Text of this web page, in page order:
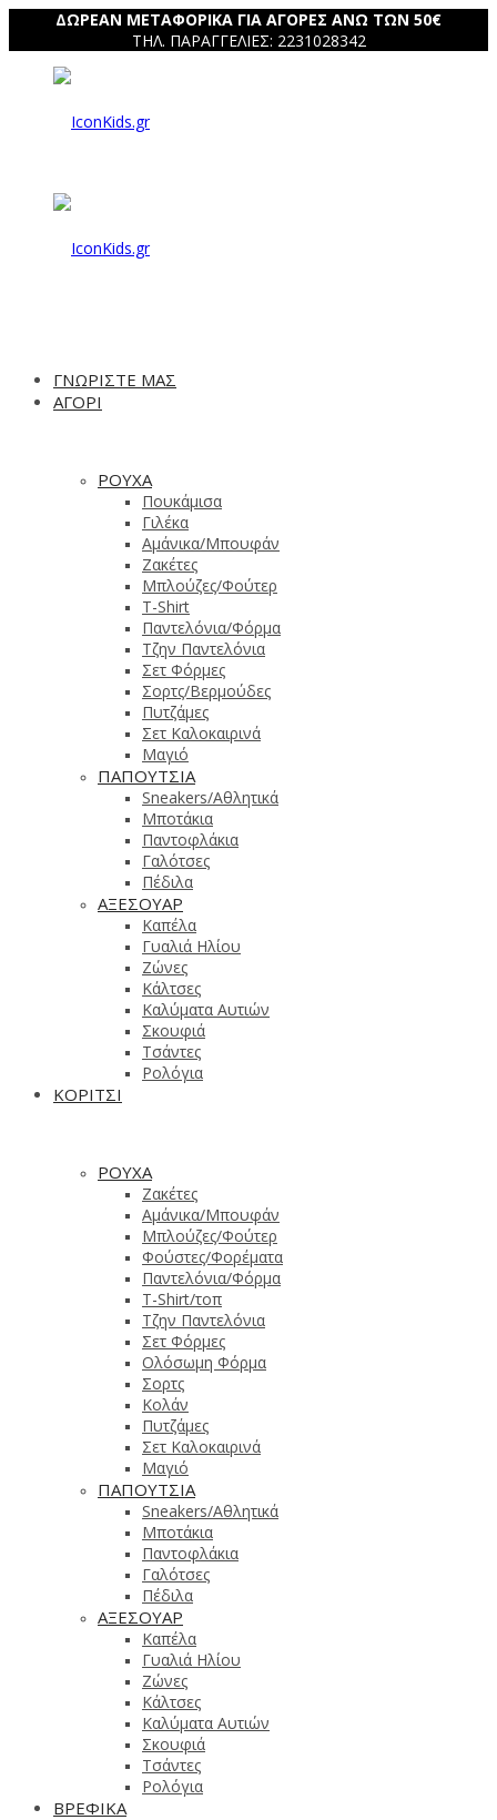
ΔΩΡΕΑΝ ΜΕΤΑΦΟΡΙΚΑ ΓΙΑ ΑΓΟΡΕΣ ΑΝΩ ΤΩΝ 50€
ΤΗΛ. ΠΑΡΑΓΓΕΛΙΕΣ: 2231028342
ΓΝΩΡΙΣΤΕ ΜΑΣ
ΑΓΟΡΙ
ΡΟΥΧΑ
Πουκάμισα
Γιλέκα
Αμάνικα/Μπουφάν
Ζακέτες
Μπλούζες/Φούτερ
T-Shirt
Παντελόνια/Φόρμα
Τζην Παντελόνια
Σετ Φόρμες
Σορτς/Βερμούδες
Πυτζάμες
Σετ Καλοκαιρινά
Μαγιό
ΠΑΠΟΥΤΣΙΑ
Sneakers/Aθλητικά
Μποτάκια
Παντοφλάκια
Γαλότσες
Πέδιλα
ΑΞΕΣΟΥΑΡ
Καπέλα
Γυαλιά Ηλίου
Ζώνες
Κάλτσες
Καλύματα Αυτιών
Σκουφιά
Τσάντες
Ρολόγια
ΚΟΡΙΤΣΙ
ΡΟΥΧΑ
Ζακέτες
Αμάνικα/Μπουφάν
Μπλούζες/Φούτερ
Φούστες/Φορέματα
Παντελόνια/Φόρμα
T-Shirt/τοπ
Τζην Παντελόνια
Σετ Φόρμες
Ολόσωμη Φόρμα
Σορτς
Κολάν
Πυτζάμες
Σετ Καλοκαιρινά
Μαγιό
ΠΑΠΟΥΤΣΙΑ
Sneakers/Αθλητικά
Μποτάκια
Παντοφλάκια
Γαλότσες
Πέδιλα
ΑΞΕΣΟΥΑΡ
Καπέλα
Γυαλιά Ηλίου
Ζώνες
Κάλτσες
Καλύματα Αυτιών
Σκουφιά
Τσάντες
Ρολόγια
ΒΡΕΦΙΚΑ